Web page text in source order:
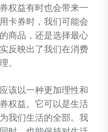
权益有时也会带来一
卡券时，我们可能会
商品，还是选择最心
反映出了我们在消费
。
该以一种更加理性和
权益。它可以是生活
我们生活的全部。我